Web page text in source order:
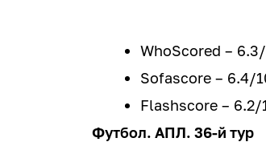
WhoScored –
Sofascore – 6.4/
Flashscore – 6.2/
Футбол. АПЛ. 36-й тур